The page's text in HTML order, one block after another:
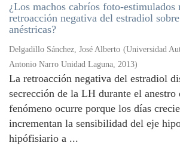
¿Los machos cabríos foto-
retroacción negativa del estradiol
anéstricas?
Delgadillo Sánchez, José Alberto (Universidad
Antonio Narro Unidad Laguna, 2013)
La retroacción negativa del estradiol
secrección de la LH durante el anestro
fenómeno ocurre porque los días
incrementan la sensibilidad del eje
hipófisiario a ...